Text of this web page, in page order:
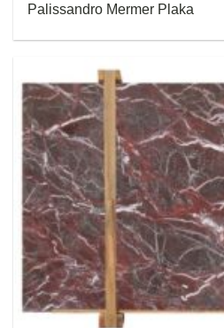
Palissandro Mermer Plaka